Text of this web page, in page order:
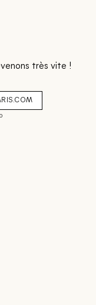
très vite !